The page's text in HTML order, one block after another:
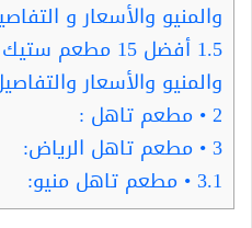
والمنيو والأسعار و
1.5
أفضل 15 مطعم
والمنيو والأسعار
2• مطعم تاهل :
3• مطعم تاهل الرياض:
3.1• مطعم تاهل منيو: